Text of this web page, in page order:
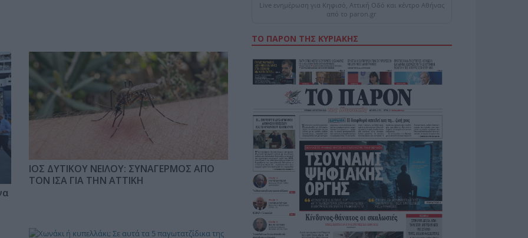
ΙΟΣ ΔΥΤΙΚΟΥ ΝΕΙΛΟΥ: ΣΥΝΑΓΕΡΜΟΣ ΑΠΟ
ΤΟΝ ΙΣΑ ΓΙΑ ΤΗΝ ΑΤΤΙΚΗ
Live ενημέρωση για Κηφισό, Αττική Οδό και κέντρο Αθήνας
από το paron.gr
ΤΟ ΠΑΡΟΝ ΤΗΣ ΚΥΡΙΑΚΗΣ